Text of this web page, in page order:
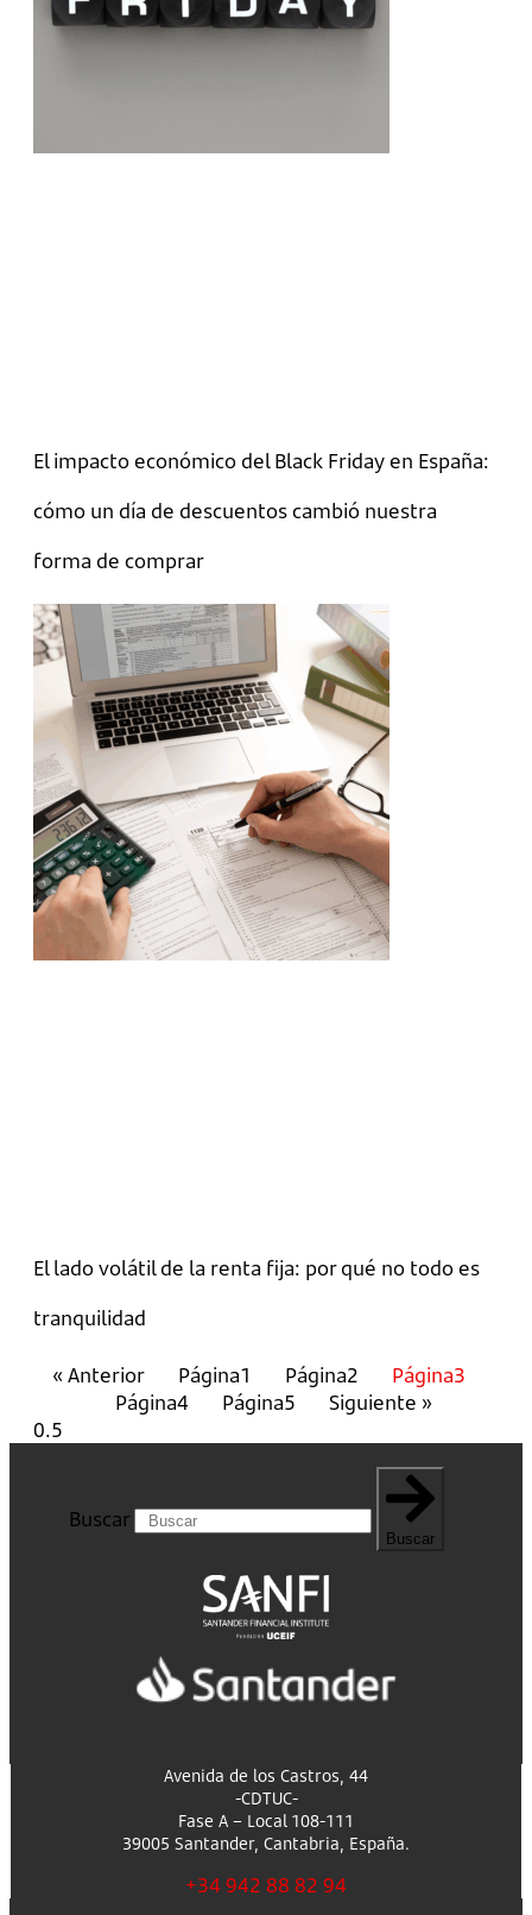
El impacto económico del Black Friday en España:
cómo un día de descuentos cambió nuestra
forma de comprar
El lado volátil de la renta fija: por qué no todo es
tranquilidad
« Anterior Página1 Página2 Página3
Página4 Página5 Siguiente »
Buscar
Buscar
Avenida de los Castros, 44
-CDTUC-
Fase A – Local 108-111
39005 Santander, Cantabria, España.
+34 942 88 82 94